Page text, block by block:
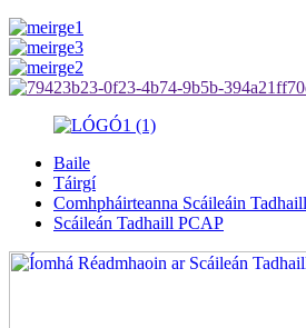
Baile
Táirgí
Comhpháirteanna Scáileáin Tadhaill
Scáileán Tadhaill PCAP